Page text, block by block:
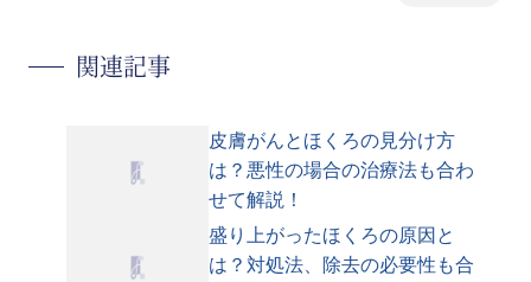
関連記事
皮膚がんとほくろの見分け方
は？悪性の場合の治療法も合わ
せて解説！
盛り上がったほくろの原因と
は？対処法、除去の必要性も合